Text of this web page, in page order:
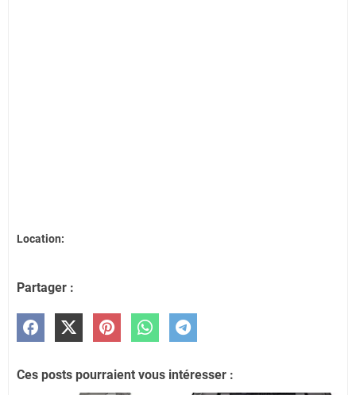
Location:
Partager :
Ces posts pourraient vous intéresser :